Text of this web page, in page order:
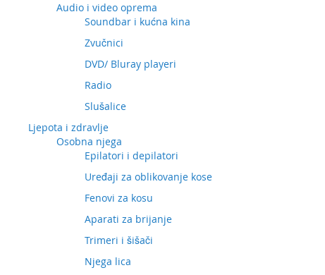
Audio i video oprema
Soundbar i kućna kina
Zvučnici
DVD/ Bluray playeri
Radio
Slušalice
Ljepota i zdravlje
Osobna njega
Epilatori i depilatori
Uređaji za oblikovanje kose
Fenovi za kosu
Aparati za brijanje
Trimeri i šišači
Njega lica